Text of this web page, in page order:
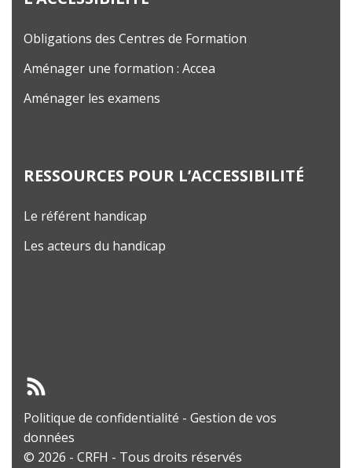
Obligations des Centres de Formation
Aménager une formation : Accea
Aménager les examens
RESSOURCES POUR L’ACCESSIBILITÉ
Le référent handicap
Les acteurs du handicap
Politique de confidentialité - Gestion de vos
données
© 2026 - CRFH - Tous droits réservés